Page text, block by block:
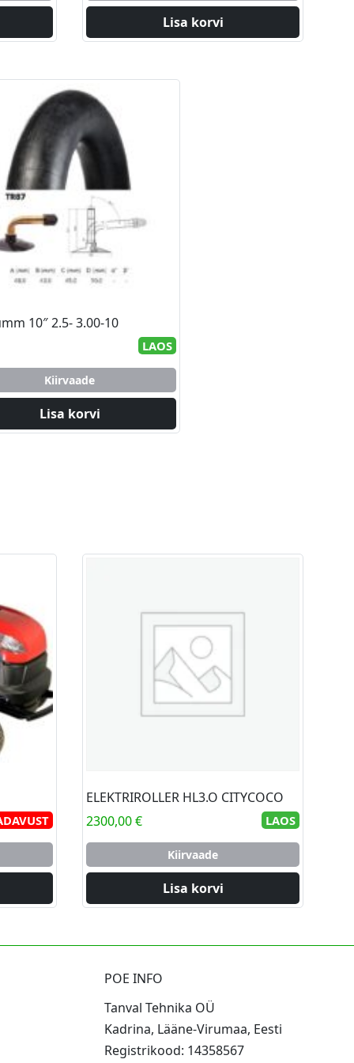
2355,00 €.2100,00 €.
Lisa korvi
10″ 2.5- 3.00-10
LAOS
Kiirvaade
Lisa korvi
ELEKTRIROLLER HL3.O CITYCOCO
2300,00€ LAOS
Kiirvaade
Lisa korvi
POE INFO
Tanval Tehnika OÜ
Kadrina, Lääne-Virumaa, Eesti
Registrikood: 14358567